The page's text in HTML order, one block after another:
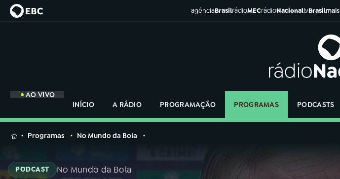
agênciaBrasilrádioMECrádioNacionaltvBrasilmais
AO VIVO
INÍCIO
A RÁDIO PROGRAMAÇÃO PROGRAMAS PODCASTS
MENU
na
Rádio
Programas No Mundo da Bola
PODCAST No Mundo da Bola